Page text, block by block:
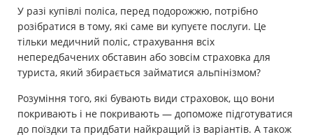
Новини
Партнерська програма
У разі купівлі поліса, перед подорожжю, потрібно
розібратися в тому, які саме ви купуєте послуги. Це
тільки медичний поліс, страхування всіх
непередбачених обставин або зовсім страховка для
туриста, який збирається займатися альпінізмом?
Розуміння того, які бувають види страховок, що вони
покривають і не покривають — допоможе підготуватися
до поїздки та придбати найкращий із варіантів. А також